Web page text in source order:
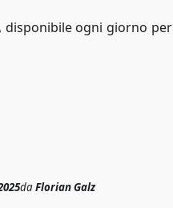
disponibile ogni giorno per
daFlorian Galz